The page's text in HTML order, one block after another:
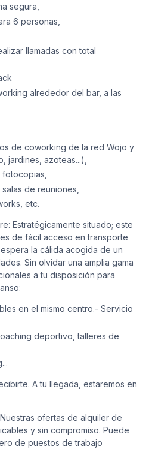
segura,
6 personas,
llamadas con total
alrededor del bar, a las
de coworking de la red Wojo y
jardines, azoteas...),
fotocopias,
de reuniones,
etc.
Estratégicamente situado; este
de fácil acceso en transporte
la cálida acogida de un
Sin olvidar una amplia gama
a tu disposición para
en el mismo centro.- Servicio
deportivo, talleres de
A tu llegada, estaremos en
ofertas de alquiler de
y sin compromiso. Puede
de puestos de trabajo